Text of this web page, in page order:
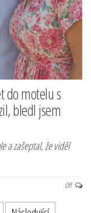
do motelu s
bledl jsem
a zašeptal, že viděl
Off